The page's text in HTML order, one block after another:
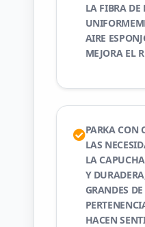
LA FIBRA DE
AIRE
MEJORA EL
PARKA CON
LAS
LA
Y
GRANDES
HACEN